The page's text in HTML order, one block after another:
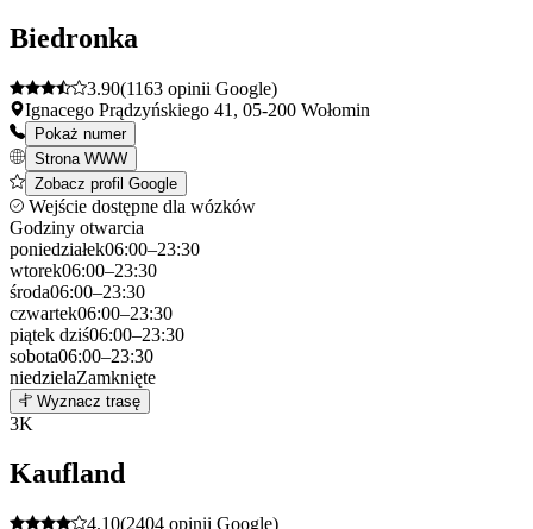
Biedronka
3.90(1163 opinii Google)
Ignacego Prądzyńskiego 41, 05-200 Wołomin
Pokaż numer
Strona WWW
Zobacz profil Google
Wejście dostępne dla wózków
Godziny otwarcia
poniedziałek06:00–23:30
wtorek06:00–23:30
środa06:00–23:30
czwartek06:00–23:30
piątek dziś06:00–23:30
sobota06:00–23:30
niedzielaZamknięte
+
Wyznacz trasę
3K
Kaufland
4.10(2404 opinii Google)